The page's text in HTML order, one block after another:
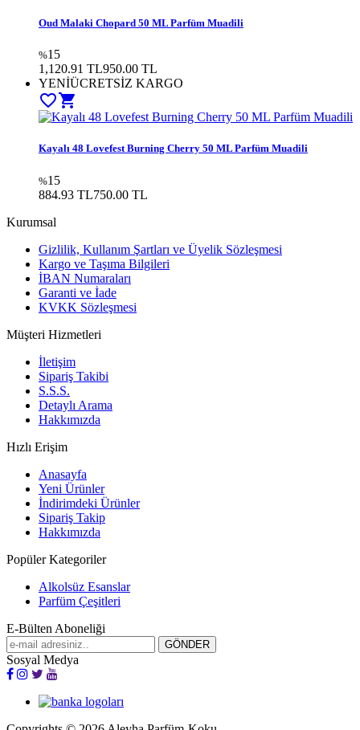
Oud Malaki Chopard 50 ML Parfüm Muadili
%15
1,120.91 TL950.00 TL
YENİÜCRETSİZ KARGO
favorite_bordershopping_cart
Kayalı 48 Lovefest Burning Cherry 50 ML Parfüm Muadili
%15
884.93 TL750.00 TL
Kurumsal
Gizlilik, Kullanım Şartları ve Üyelik Sözleşmesi
Kargo ve Taşıma Bilgileri
İBAN Numaraları
Garanti ve İade
KVKK Sözleşmesi
Müşteri Hizmetleri
İletişim
Sipariş Takibi
S.S.S.
Detaylı Arama
Hakkımızda
Hızlı Erişim
Anasayfa
Yeni Ürünler
İndirimdeki Ürünler
Sipariş Takip
Hakkımızda
Popüler Kategoriler
Alkolsüz Esanslar
Parfüm Çeşitleri
E-Bülten Aboneliği
Sosyal Medya